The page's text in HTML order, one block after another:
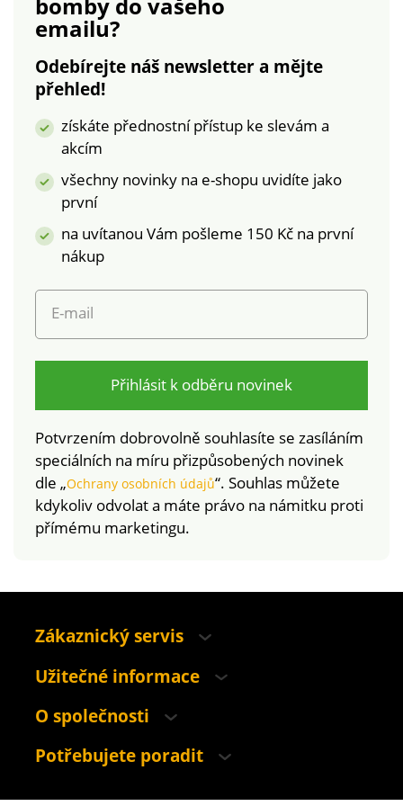
na zip. Vnitřní
kapsička na knoflík.
podšitá. Z
nepromokavého
v pračce.
úprava. Lze prát v
emailu?
Odebírejte náš newsletter a mějte
přehled!
získáte přednostní přístup ke slevám a
akcím
všechny novinky na e-shopu uvidíte jako
první
na uvítanou Vám pošleme 150 Kč na první
nákup
E-mail
Přihlásit k odběru novinek
Potvrzením dobrovolně souhlasíte se zasíláním
speciálních na míru přizpůsobených novinek
dle „Ochrany osobních údajů“. Souhlas můžete
kdykoliv odvolat a máte právo na námitku proti
přímému marketingu.
Zákaznický servis
Užitečné informace
O společnosti
Potřebujete poradit